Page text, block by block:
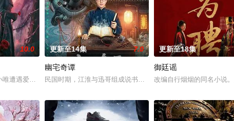
血少帅许又安与昆曲名伶荣筱楠推向不死不休的对立绝境。而他们不知，对
10.0
遭遇爱人程桉、恩师林晚媚的双重背叛。她从恨意中涅槃重生，借私生女桑
更新至14集 7.0
幽宅奇谭
民国时期，江淮与迅哥组成说书班子，偶遇“白天人住屋，晚上
更新至18集
御廷谣
改编自行烟烟的同名小说